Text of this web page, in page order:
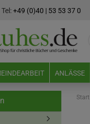
Tel:+49 (0)40 | 53 53 37 0
ANLÄSSE
Start